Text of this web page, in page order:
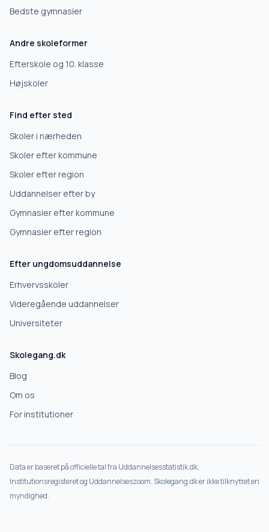
10. klasse
Erhvervsuddannelse
Videregående uddannelse
Bedste gymnasier
Andre skoleformer
Efterskole og 10. klasse
Højskoler
Find efter sted
Skoler i nærheden
Skoler efter kommune
Skoler efter region
Uddannelser efter by
Gymnasier efter kommune
Gymnasier efter region
Efter ungdomsuddannelse
Erhvervsskoler
Videregående uddannelser
Universiteter
Skolegang.dk
Blog
Om os
For institutioner
Data er baseret på officielle tal fra Uddannelsesstatistik.dk,
Institutionsregisteret og Uddannelseszoom. Skolegang.dk er ikke tilknyttet en
myndighed.